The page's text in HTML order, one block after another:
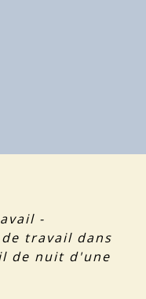
-
travail dans
de nuit d'une